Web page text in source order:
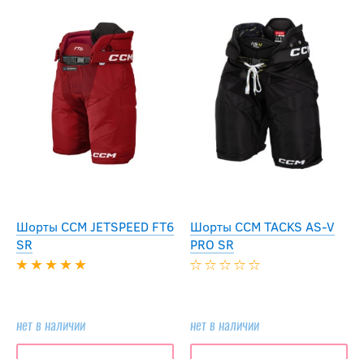
Шорты CCM JETSPEED FT6
SR
нет в наличии
Шорты CCM TACKS AS-V
PRO SR
нет в наличии